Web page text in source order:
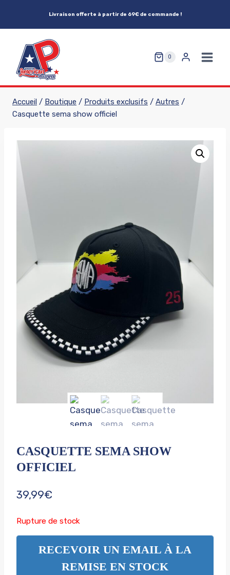
Livraison offerte à partir de 69€ de commande !
0
Accueil / Boutique / Produits exclusifs / Autres /
Casquette sema show officiel
CASQUETTE SEMA SHOW
OFFICIEL
39,99€
Rupture de stock
RECEVOIR UN EMAIL À LA
REMISE EN STOCK